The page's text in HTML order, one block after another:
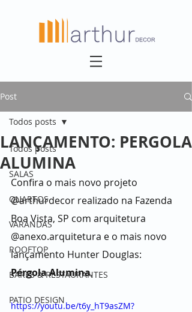
Post
Todos posts
SALAS
QUARTOS
VARANDAS
ROOFTOP
BARES & RESTAURANTES
PATIO DESIGN
Todos posts
LANÇAMENTO: PERGOLA
ALUMINA
Confira o mais novo projeto
@arthurdecor realizado na Fazenda
Boa Vista, SP com arquitetura
@anexo.arquitetura e o mais novo
lançamento Hunter Douglas:
Pérgola Alumina.
https://youtu.be/t6y_hT9asZM?